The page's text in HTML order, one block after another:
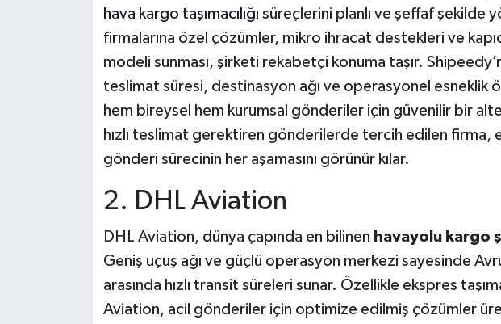
hava kargo taşımacılığı süreçlerini planlı ve şeffaf şekilde
firmalarına özel çözümler, mikro ihracat destekleri ve
modeli sunması, şirketi rekabetçi konuma taşır.
teslimat süresi, destinasyon ağı ve operasyonel esneklik
hem bireysel hem kurumsal gönderiler için güvenilir bir
hızlı teslimat gerektiren gönderilerde tercih edilen firma,
gönderi sürecinin her aşamasını görünür kılar.
2. DHL Aviation
DHL Aviation, dünya çapında en bilinen havayolu kargo
Geniş uçuş ağı ve güçlü operasyon merkezi sayesinde
arasında hızlı transit süreleri sunar. Özellikle ekspres
Aviation, acil gönderiler için optimize edilmiş çözümler